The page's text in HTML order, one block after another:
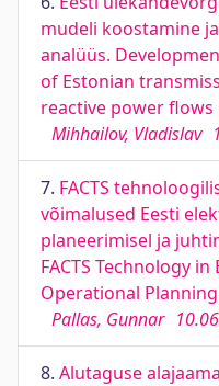
mudeli koostamine
analüüs.
of Estonian
reactive power flows
Mihhailov, Vladislav
7. FACTS
võimalused Eesti
planeerimisel ja
FACTS Technology
Operational
Pallas, Gunnar
8. Alutaguse